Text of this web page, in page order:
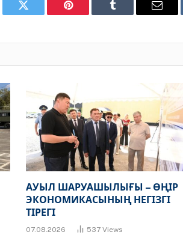
Twitter Pinterest Tumblr Email
АУЫЛ ШАРУАШЫЛЫҒЫ – ӨҢІР
ЭКОНОМИКАСЫНЫҢ НЕГІЗГІ
ТІРЕГІ
07.08.2026 537 Views